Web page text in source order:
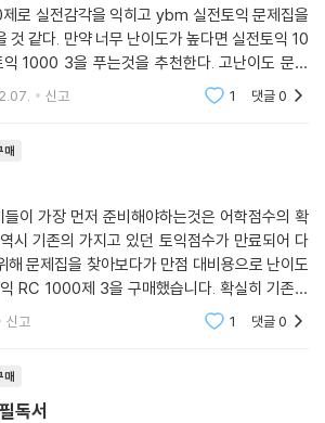
로 실전감각을 익히고 ybm 실전토익 문제집을
것 같다. 만약 너무 난이도가 높다면 실전토익 10
1000 3을 푸는것을 추천한다. 고난이도 문제
것이라 생각한다. 토익 만점까지 화이팅
신고 1 댓글0
매
이 가장 먼저 준비해야하는것은 어학점수의 확
시 기존의 가지고 있던 토익점수가 만료되어 다
해 문제집을 찾아보다가 만점 대비용으로 난이도
RC 1000제 3을 구매했습니다. 확실히 기존에
해 지문길이가 긴 것을 보고 난이도가 높음을 것을
신고 1 댓글0
매
독서